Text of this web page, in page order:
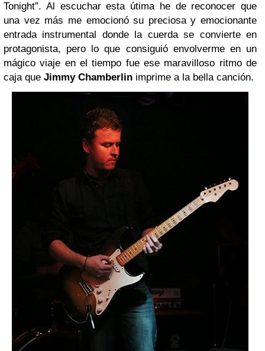
Tonight”. Al escuchar esta útima he de reconocer que
una vez más me emocionó su preciosa y emocionante
entrada instrumental donde la cuerda se convierte en
protagonista, pero lo que consiguió envolverme en un
mágico viaje en el tiempo fue ese maravilloso ritmo de
caja que Jimmy Chamberlin imprime a la bella canción.